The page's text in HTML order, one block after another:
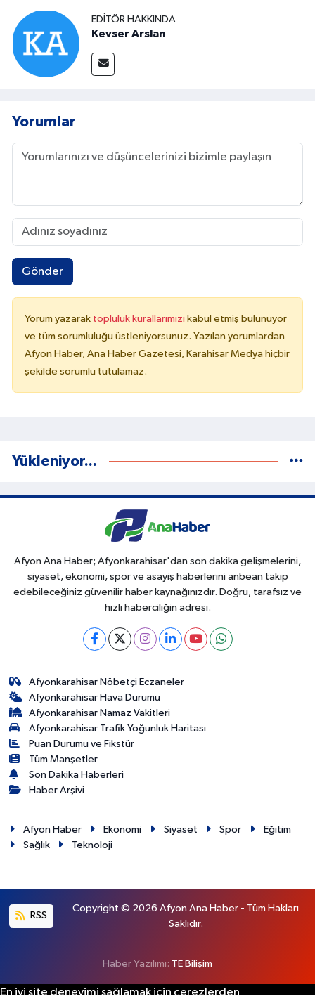
EDITÖR HAKKINDA
Kevser Arslan
Yorumlar
Gönder
Yorum yazarak topluluk kurallarımızı kabul etmiş bulunuyor
ve tüm sorumluluğu üstleniyorsunuz. Yazılan yorumlardan
Afyon Haber, Ana Haber Gazetesi, Karahisar Medya hiçbir
şekilde sorumlu tutulamaz.
Yükleniyor...
Afyon Ana Haber; Afyonkarahisar'dan son dakika gelişmelerini,
siyaset, ekonomi, spor ve asayiş haberlerini anbean takip
edebileceğiniz güvenilir haber kaynağınızdır. Doğru, tarafsız ve
hızlı haberciliğin adresi.
Afyonkarahisar Nöbetçi Eczaneler
Afyonkarahisar Hava Durumu
Afyonkarahisar Namaz Vakitleri
Afyonkarahisar Trafik Yoğunluk Haritası
Puan Durumu ve Fikstür
Tüm Manşetler
Son Dakika Haberleri
Haber Arşivi
Afyon Haber Ekonomi Siyaset Spor
Eğitim
Sağlık
Teknoloji
RSS
Copyright © 2026 Afyon Ana Haber - Tüm Hakları
Saklıdır.
Haber Yazılımı: TE Bilişim
En iyi site deneyimi sağlamak için çerezlerden